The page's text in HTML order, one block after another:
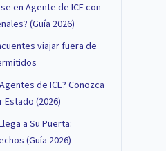
en Agente de ICE con
(Guía 2026)
viajar fuera de
de ICE? Conozca
(2026)
a Su Puerta:
(Guía 2026)